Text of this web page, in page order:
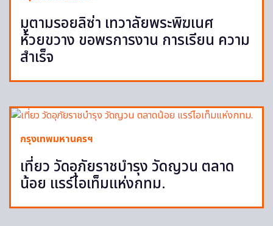
มูตามรอยลิซ่า เทวาลัยพระพิฆเนศ
ห้วยขวาง ขอพรการงาน การเรียน ความ
สำเร็จ
กรุงเทพมหานครฯ
เที่ยว วัดอุภัยราชบำรุง วัดญวน ตลาด
น้อย แรร์ไอเท็มแห่งกทม.